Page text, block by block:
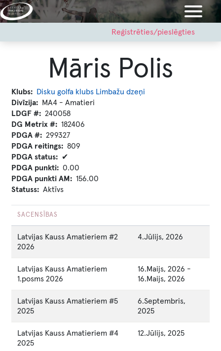
Pārlekt
uz
menu
Reģistrēties/pieslēgties
Māris Polis
Klubs
Disku golfa klubs Limbažu dzeņi
Divīzija
MA4 - Amatieri
LDGF #
240058
DG Metrix #
182406
PDGA #
299327
PDGA reitings
809
PDGA status
✔
PDGA punkti
0.00
PDGA punkti AM
156.00
Statuss
Aktīvs
SACENSĪBAS
Latvijas Kauss Amatieriem #2
2026
4.Jūlijs, 2026
Latvijas Kauss Amatieriem
1.posms 2026
16.Maijs, 2026 -
16.Maijs, 2026
Latvijas Kauss Amatieriem #5
2025
6.Septembris,
2025
Latvijas Kauss Amatieriem #4
2025
12.Jūlijs, 2025